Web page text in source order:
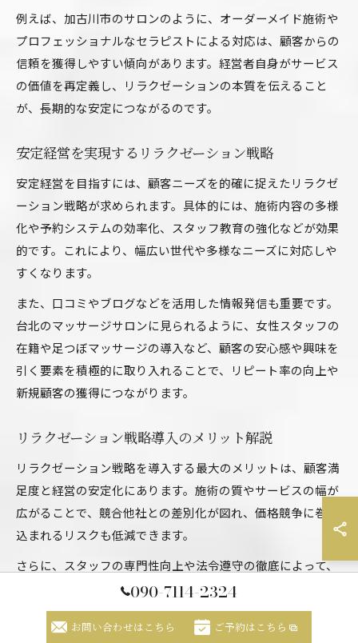
例えば、加古川市のサロンのように、オーダーメイド施術や
プロフェッショナルなセラピストによる対応は、顧客からの
信頼を獲得しやすい傾向があります。経営者自身がサービス
の価値を再定義し、リラクゼーションの本質を伝えること
が、長期的な安定につながるのです。
安定経営を実現するリラクゼーション戦略
安定経営を目指すには、顧客ニーズを的確に捉えたリラクゼ
ーション戦略が求められます。具体的には、施術内容の多様
化や予約システムの効率化、スタッフ教育の強化などが効果
的です。これにより、幅広い世代や多様なニーズに対応しや
すくなります。
また、口コミやブログなどを活用した情報発信も重要です。
台北のマッサージサロンに見られるように、女性スタッフの
在籍や足つぼマッサージの導入など、顧客の安心感や興味を
引く要素を積極的に取り入れることで、リピート率の向上や
新規顧客の獲得につながります。
リラクゼーション戦略導入のメリット解説
リラクゼーション戦略を導入する最大のメリットは、顧客満
足度と経営の安定化にあります。施術の質やサービスの幅が
広がることで、競合他社との差別化が図れ、価格競争に巻き
込まれるリスクも低減できます。
さらに、スタッフの専門性向上や法令遵守の徹底によって、
長期的な信頼関係を構築できる点も見逃せません。実際に、
リラクゼーションマッサージの目的や心理的効果を顧客に丁
寧に伝えることで、リピーター獲得や紹介による新規顧客増
090-7114-2324
お問い合わせはこちら ご予約はこちら